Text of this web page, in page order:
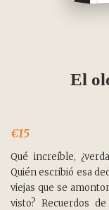
El
€15
Qué increíble,
Quién escribió esa
viejas que se
visto? Recuerdos